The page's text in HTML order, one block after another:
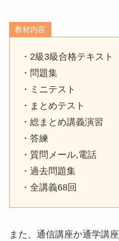
教材内容
・2級3級合格テキスト
・問題集
・ミニテスト
・まとめテスト
・総まとめ講義演習
・答練
・質問メール,電話
・過去問題集
・全講義68回
また、通信講座か通学講